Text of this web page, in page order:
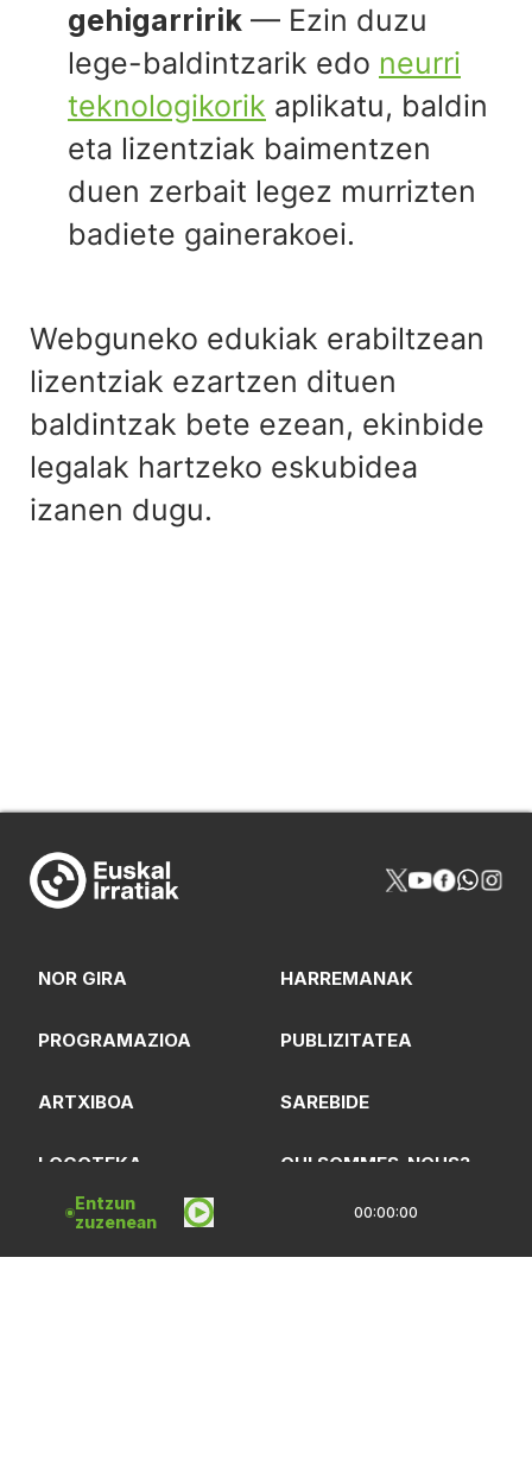
Entzun
zuzenean
00:00:00
gehigarririk — Ezin duzu
lege-baldintzarik edo neurri
teknologikorik aplikatu, baldin
eta lizentziak baimentzen
duen zerbait legez murrizten
badiete gainerakoei.
Webguneko edukiak erabiltzean
lizentziak ezartzen dituen
baldintzak bete ezean, ekinbide
legalak hartzeko eskubidea
izanen dugu.
NOR GIRA HARREMANAK
PROGRAMAZIOA PUBLIZITATEA
ARTXIBOA SAREBIDE
LOGOTEKA QUI SOMMES-NOUS?